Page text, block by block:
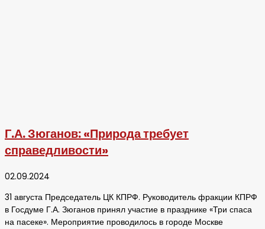
Г.А. Зюганов: «Природа требует
справедливости»
02.09.2024
31 августа Председатель ЦК КПРФ. Руководитель фракции КПРФ
в Госдуме Г.А. Зюганов принял участие в празднике «Три спаса
на пасеке». Мероприятие проводилось в городе Москве